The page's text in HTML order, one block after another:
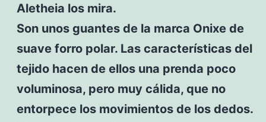
Aletheia los mira.
Son unos guantes de la marca Onixe de
suave forro polar. Las características del
tejido hacen de ellos una prenda poco
voluminosa, pero muy cálida, que no
entorpece los movimientos de los dedos.